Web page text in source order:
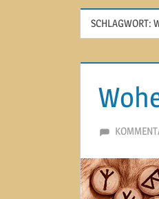
SCHLAGWORT:
19.
MARTINA